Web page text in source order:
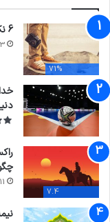
71%
6 نکته‌ی مهم برای گرفتن عکس‌های جذاب‌تر در سفر
3 جولای 2021
7.4
11 جولای 2021